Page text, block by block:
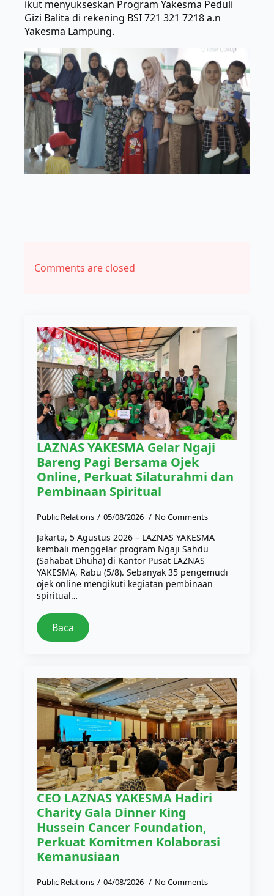
ikut menyukseskan Program Yakesma Peduli
Gizi Balita di rekening BSI 721 321 7218 a.n
Yakesma Lampung.
Comments are closed
LAZNAS YAKESMA Gelar Ngaji
Bareng Pagi Bersama Ojek
Online, Perkuat Silaturahmi dan
Pembinaan Spiritual
Public Relations 05/08/2026 No Comments
Jakarta, 5 Agustus 2026 – LAZNAS YAKESMA
kembali menggelar program Ngaji Sahdu
(Sahabat Dhuha) di Kantor Pusat LAZNAS
YAKESMA, Rabu (5/8). Sebanyak 35 pengemudi
ojek online mengikuti kegiatan pembinaan
spiritual…
Baca
CEO LAZNAS YAKESMA Hadiri
Charity Gala Dinner King
Hussein Cancer Foundation,
Perkuat Komitmen Kolaborasi
Kemanusiaan
Public Relations 04/08/2026 No Comments